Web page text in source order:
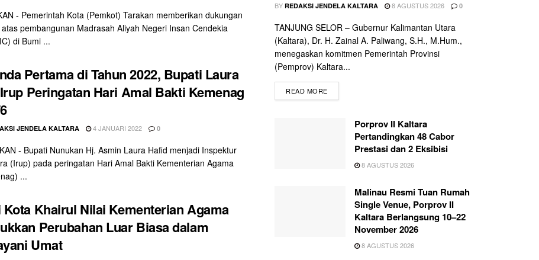
- Pemerintah Kota (Pemkot) Tarakan memberikan dukungan
pembangunan Madrasah Aliyah Negeri Insan Cendekia
di Bumi ...
Pertama di Tahun 2022, Bupati Laura
Peringatan Hari Amal Bakti Kemenag
JENDELA KALTARA 4 JANUARI 2022 0
- Bupati Nunukan Hj. Asmin Laura Hafid menjadi Inspektur
(Irup) pada peringatan Hari Amal Bakti Kementerian Agama
...
Kota Khairul Nilai Kementerian Agama
Perubahan Luar Biasa dalam
Umat
BY REDAKSI JENDELA KALTARA 8 AGUSTUS 2026 0
TANJUNG SELOR – Gubernur Kalimantan Utara
(Kaltara), Dr. H. Zainal A. Paliwang, S.H., M.Hum.,
menegaskan komitmen Pemerintah Provinsi
(Pemprov) Kaltara...
READ MORE
Porprov II Kaltara
Pertandingkan 48 Cabor
Prestasi dan 2 Eksibisi
8 AGUSTUS 2026
Malinau Resmi Tuan Rumah
Single Venue, Porprov II
Kaltara Berlangsung 10–22
November 2026
8 AGUSTUS 2026